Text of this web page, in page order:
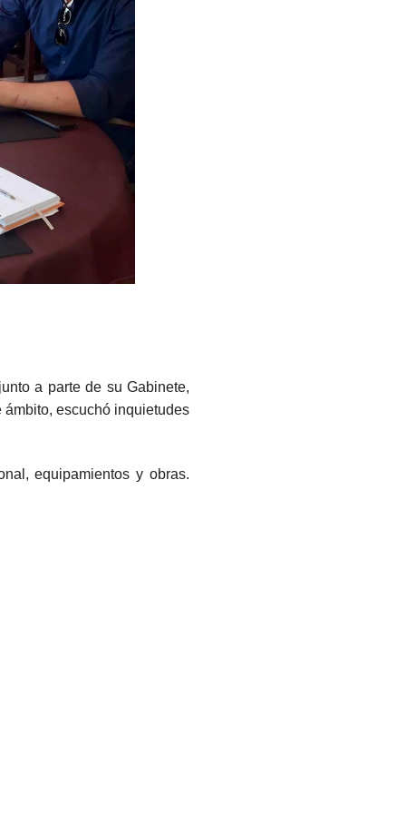
a parte de su Gabinete,
escuchó inquietudes
equipamientos y obras.